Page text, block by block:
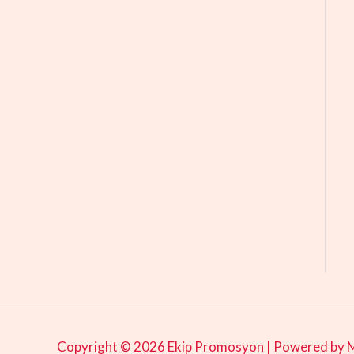
Copyright © 2026 Ekip Promosyon | Powered by